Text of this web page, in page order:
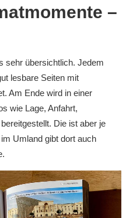
–
sehr übersichtlich. Jedem
lesbare Seiten mit
Am Ende wird in einer
wie Lage, Anfahrt,
Die ist aber je
Umland gibt dort auch